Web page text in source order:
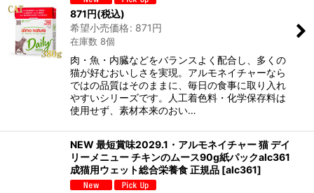
871円(税込)
希望小売価格: 871円
在庫数 8個
肉・魚・内臓などをバランスよく配合し、多くの
猫が好むおいしさを実現。アルモネイチャーなら
ではの品質はそのままに、毎日の食事に取り入れ
やすいシリーズです。人工着色料・化学保存料は
使用せず、素材本来のおい…
NEW 最短賞味2029.1・アルモネイチャー 猫 デイ
リーメニュー チキンのムース90g紙パックalc361
成猫用ウェット総合栄養食 正規品 [alc361]